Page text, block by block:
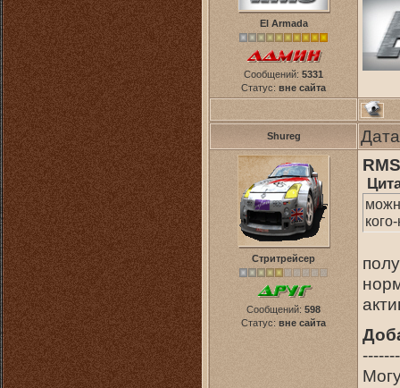
El Armada
Сообщений: 5331
Статус: вне сайта
Shureg
Стритрейсер
Сообщений: 598
Статус: вне сайта
RMS